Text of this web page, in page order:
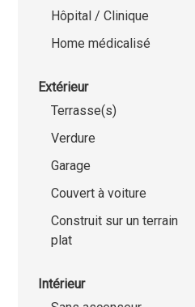
Hôpital / Clinique
Home médicalisé
Extérieur
Terrasse(s)
Verdure
Garage
Couvert à voiture
Construit sur un terrain
plat
Intérieur